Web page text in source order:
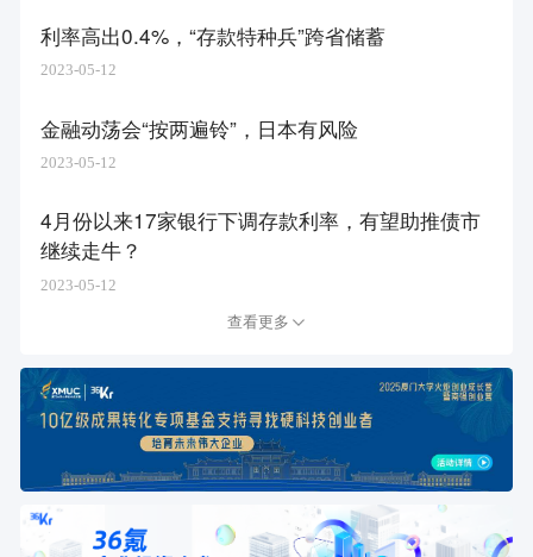
利率高出0.4%，“存款特种兵”跨省储蓄
2023-05-12
金融动荡会“按两遍铃”，日本有风险
2023-05-12
4月份以来17家银行下调存款利率，有望助推债市
继续走牛？
2023-05-12
查看更多